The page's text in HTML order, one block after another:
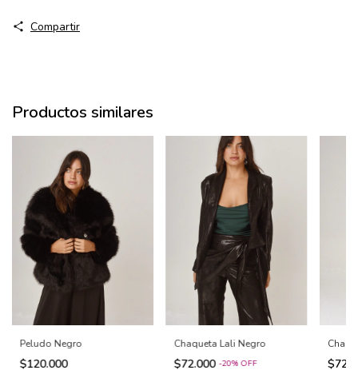
Compartir
Productos similares
Peludo Negro
$120.000
Chaqueta Lali Negro
$72.000 -20% OFF